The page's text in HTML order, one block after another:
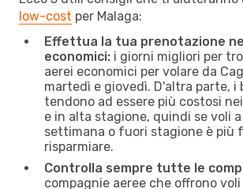
low-cost per Malaga:
Effettua la tua prenotazione
economici: i giorni migliori per
aerei economici per volare da
martedì e giovedì. D'altra parte, i
tendono ad essere più costosi
e in alta stagione, quindi se voli
settimana o fuori stagione è più
risparmiare.
Controlla sempre tutte le
compagnie aeree che offrono